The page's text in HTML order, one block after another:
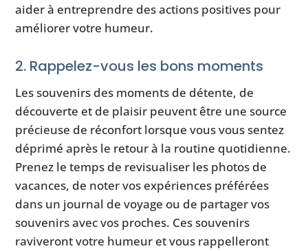
aider à entreprendre des actions positives pour
améliorer votre humeur.
2. Rappelez-vous les bons moments
Les souvenirs des moments de détente, de
découverte et de plaisir peuvent être une source
précieuse de réconfort lorsque vous vous sentez
déprimé après le retour à la routine quotidienne.
Prenez le temps de revisualiser les photos de
vacances, de noter vos expériences préférées
dans un journal de voyage ou de partager vos
souvenirs avec vos proches. Ces souvenirs
raviveront votre humeur et vous rappelleront